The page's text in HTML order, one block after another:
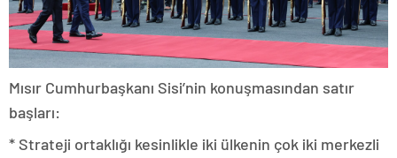
Mısır Cumhurbaşkanı Sisi’nin konuşmasından satır
başları:
* Strateji ortaklığı kesinlikle iki ülkenin çok iki merkezli